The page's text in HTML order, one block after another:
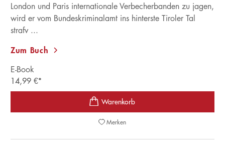
London und Paris internationale Verbecherbanden zu jagen,
wird er vom Bundeskriminalamt ins hinterste Tiroler Tal
strafv ...
Zum Buch
E-Book
14,99 €*
Merken